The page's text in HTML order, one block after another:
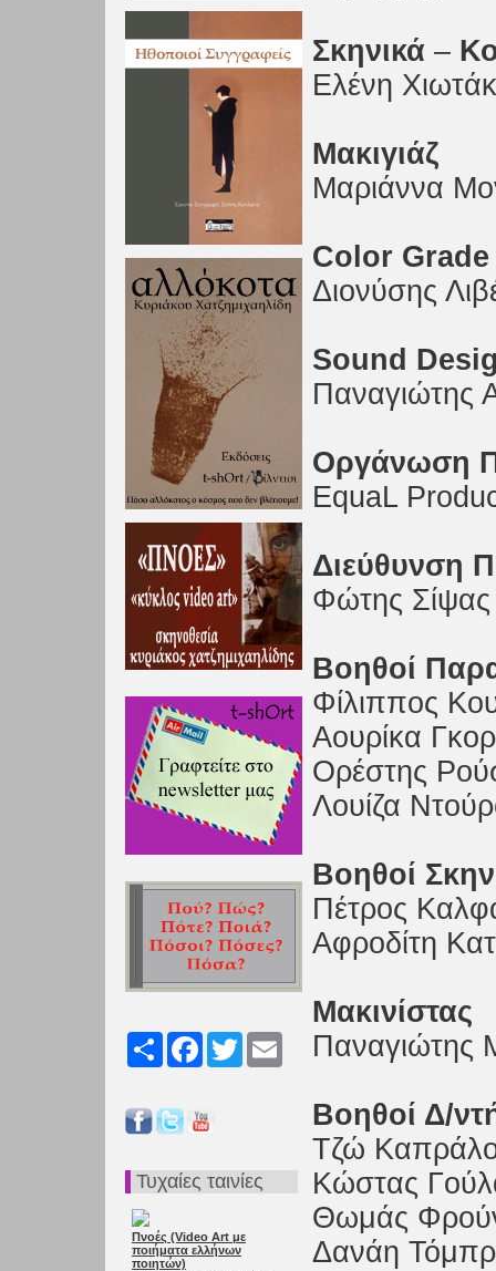
Share FacebookTwitter
Τυχαίες ταινίες
Πνοές (Video Αrt με
ποιήματα ελλήνων
ποιητών)
Σκηνικά –
Ελένη
Μακιγιάζ
Μαριάννα
Color Grade
Διονύσης
Sound
Παναγιώτης
Οργάνωση
EquaL
Διεύθυνση
Φώτης Σίψας
Βοηθοί
Φίλιππος
Αουρίκα
Ορέστης
Λουίζα
Βοηθοί
Πέτρος
Αφροδίτη
Μακινίστας
Παναγιώτης
Βοηθοί Δ/
Τζώ
Κώστας
Θωμάς
Δανάη